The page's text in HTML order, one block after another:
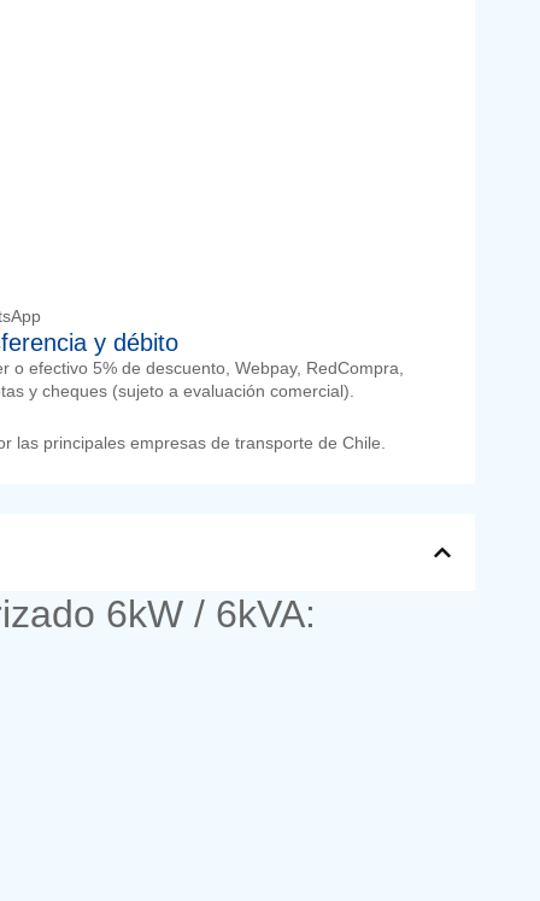
y débito
o efectivo 5% de descuento, Webpay, RedCompra,
y cheques (sujeto a evaluación comercial).
las principales empresas de transporte de Chile.
6kW / 6kVA: